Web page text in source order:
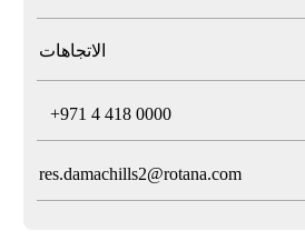
الاتجاهات
+971 4 418 0000
res.damachills2@rotana.com